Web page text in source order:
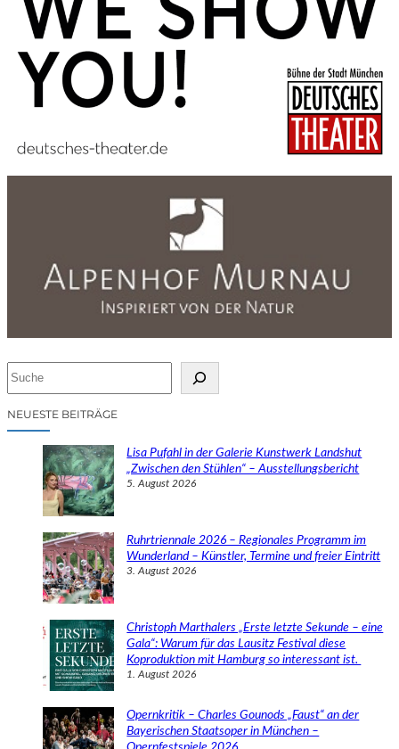
NEUESTE BEITRÄGE
Lisa Pufahl in der Galerie Kunstwerk Landshut
„Zwischen den Stühlen“ – Ausstellungsbericht
5. August 2026
Ruhrtriennale 2026 – Regionales Programm im
Wunderland – Künstler, Termine und freier Eintritt
3. August 2026
Christoph Marthalers „Erste letzte Sekunde – eine
Gala“: Warum für das Lausitz Festival diese
Koproduktion mit Hamburg so interessant ist.
1. August 2026
Opernkritik – Charles Gounods „Faust“ an der
Bayerischen Staatsoper in München –